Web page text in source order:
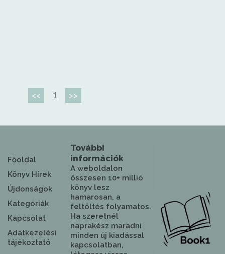
<< 1 >>
Főoldal
Könyv Hírek
Újdonságok
Kategóriák
Kapcsolat
Adatkezelési
tájékoztató
További
információk
A weboldalon
összesen 10+ millió
könyv lesz
hamarosan, a
feltöltés folyamatos.
Ha szeretnél
naprakész maradni
minden új kiadással
kapcsolatban,